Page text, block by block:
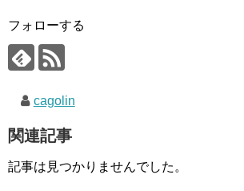
フォローする
cagolin
関連記事
記事は見つかりませんでした。